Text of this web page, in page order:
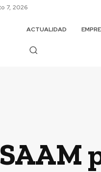
7, 2026
ACTUALIDAD